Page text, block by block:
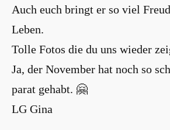
Auch euch bringt er so viel
Leben.
Tolle Fotos die du uns wieder
Ja, der November hat noch so
parat gehabt. 🤗
LG Gina